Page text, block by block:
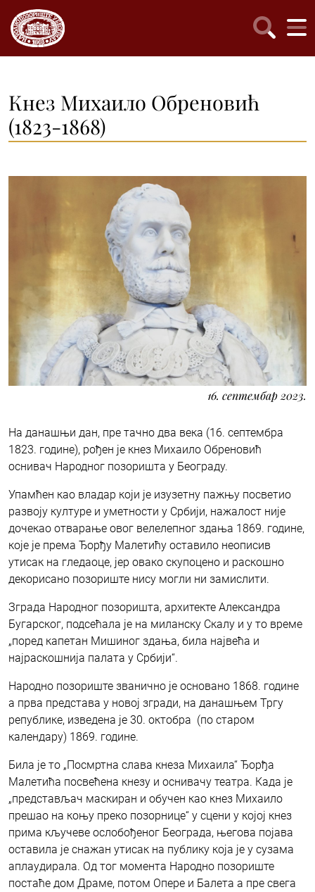
Кнез Михаило Обреновић
(1823-1868)
16. септембар 2023.
На данашњи дан, пре тачно два века (16. септембра
1823. године), рођен је кнез Михаило Обреновић
оснивач Народног позоришта у Београду.
Упамћен као владар који је изузетну пажњу посветио
развоју културе и уметности у Србији, нажалост није
дочекао отварање овог велелепног здања 1869. године,
које је према Ђорђу Малетићу оставило неописив
утисак на гледаоце, јер овако скупоцено и раскошно
декорисано позориште нису могли ни замислити.
Зграда Народног позоришта, архитекте Александра
Бугарског, подсећала је на миланску Скалу и у то време
„поред капетан Мишиног здања, била највећа и
најраскошнија палата у Србији“.
Народно позориште званично је основано 1868. године
а прва представа у новој згради, на данашњем Тргу
републике, изведена је 30. октобра (по старом
календару) 1869. године.
Била је то „Посмртна слава кнеза Михаила“ Ђорђа
Малетића посвећена кнезу и оснивачу театра. Када је
„представљач маскиран и обучен као кнез Михаило
прешао на коњу преко позорнице“ у сцени у којој кнез
прима кључеве ослобођеног Београда, његова појава
оставила је снажан утисак на публику која је у сузама
аплаудирала. Од тог момента Народно позориште
постаће дом Драме, потом Опере и Балета а пре свега